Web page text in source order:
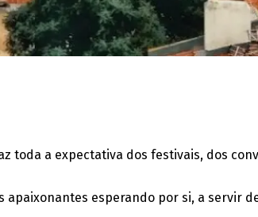
a expectativa dos festivais, dos
esperando por si, a servir